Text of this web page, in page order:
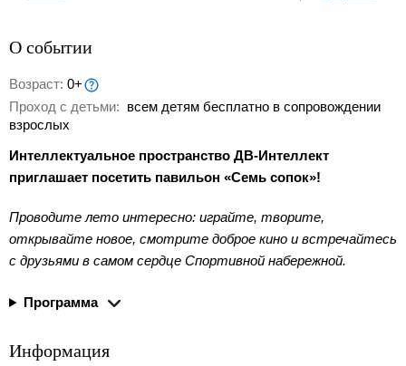
О событии
Возраст: 0+
Проход с детьми: всем детям бесплатно в сопровождении
взрослых
Интеллектуальное пространство ДВ‑Интеллект
приглашает посетить павильон «Семь сопок»!
Проводите лето интересно: играйте, творите,
открывайте новое, смотрите доброе кино и встречайтесь
с друзьями в самом сердце Спортивной набережной.
Программа
Информация